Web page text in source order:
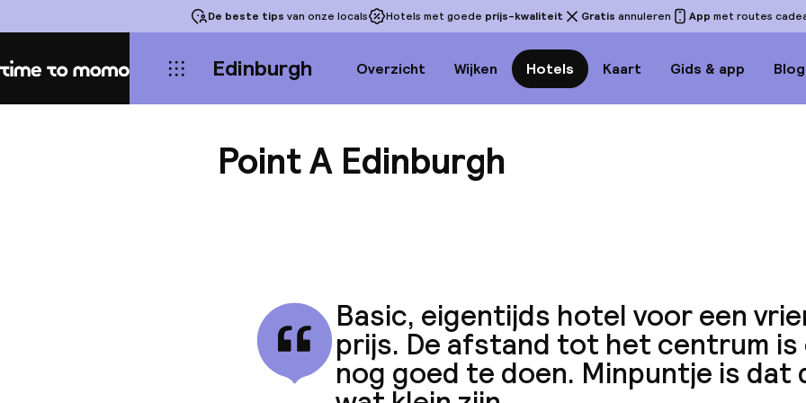
De beste tips van onze locals Hotels met goede prijs-kwaliteit Gratis annuleren App met routes
Home Edinburgh Overzicht Wijken Hotels Kaart Gids & app
Point A Edinburgh
Basic, eigentijds hotel voor een
prijs. De afstand tot het centrum
nog goed te doen. Minpuntje is dat